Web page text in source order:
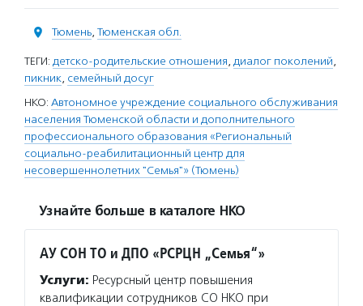
Тюмень, Тюменская обл.
ТЕГИ: детско-родительские отношения, диалог поколений,
пикник, семейный досуг
НКО: Автономное учреждение социального обслуживания
населения Тюменской области и дополнительного
профессионального образования «Региональный
социально-реабилитационный центр для
несовершеннолетних "Семья"» (Тюмень)
Узнайте больше в каталоге НКО
АУ СОН ТО и ДПО «РСРЦН „Семья“»
Услуги: Ресурсный центр повышения
квалификации сотрудников СО НКО при